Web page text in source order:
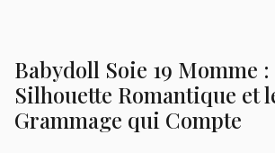
Babydoll Soie 19 Momme :
Silhouette Romantique et
Grammage qui Compte